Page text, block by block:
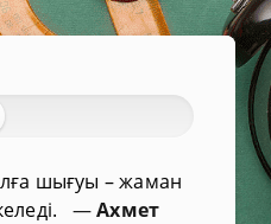
шығуы – жаман
—Ахмет